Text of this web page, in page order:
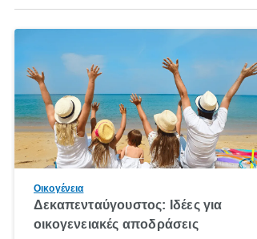
Οικογένεια
Δεκαπενταύγουστος: Ιδέες για
οικογενειακές αποδράσεις